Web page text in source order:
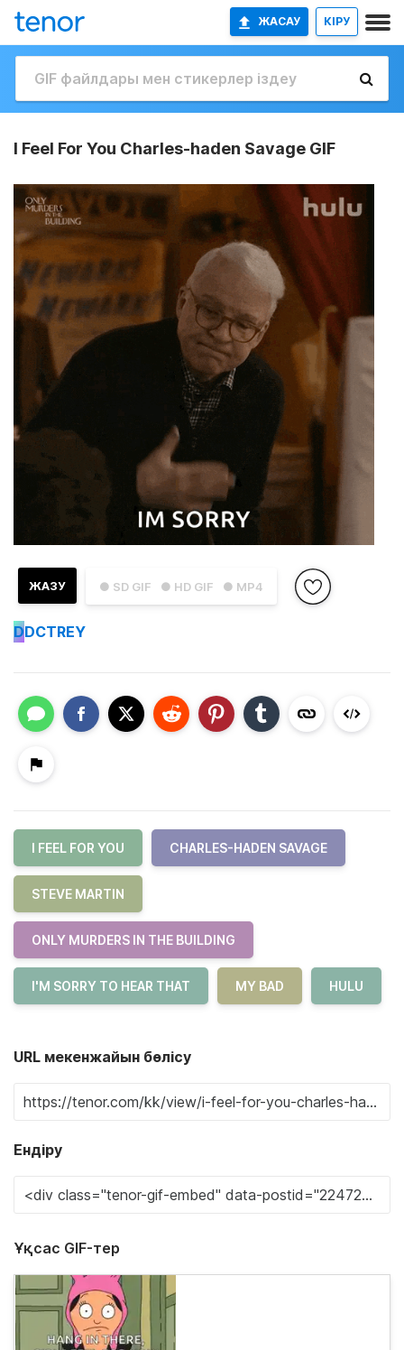
ЖАСАУ КІРУ
I Feel For You Charles-haden Savage GIF
● SD GIF ● HD GIF ● MP4
ЖАЗУ
DDCTREY
I FEEL FOR YOU CHARLES-HADEN SAVAGE
STEVE MARTIN
ONLY MURDERS IN THE BUILDING
I'M SORRY TO HEAR THAT MY BAD HULU
URL мекенжайын бөлісу
Ендіру
Ұқсас GIF-тер